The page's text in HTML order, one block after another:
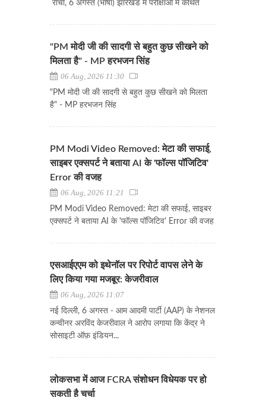
रांची, 6 अगस्त (भाषा) झारखंड में परीक्षाओं में कथित
"PM मोदी जी की सादगी से बहुत कुछ सीखने को
मिलता है" - MP हरभजन सिंह
06 Aug, 2026 11:30
"PM मोदी जी की सादगी से बहुत कुछ सीखने को मिलता
है" - MP हरभजन सिंह
PM Modi Video Removed: मेटा की सफाई,
साइबर एक्सपर्ट ने बताया AI के 'फॉल्स पॉजिटिव'
Error की वजह
06 Aug, 2026 11:21
PM Modi Video Removed: मेटा की सफाई, साइबर
एक्सपर्ट ने बताया AI के 'फॉल्स पॉजिटिव' Error की वजह
एसआईएएम को इथेनॉल पर रिपोर्ट वापस लेने के
लिए किया गया मजबूर: केजरीवाल
06 Aug, 2026 11:07
नई दिल्ली, 6 अगस्त - आम आदमी पार्टी (AAP) के नेशनल
कन्वीनर अरविंद केजरीवाल ने आरोप लगाया कि केंद्र ने
सोसाइटी ऑफ़ इंडियन...
लोकसभा में आज FCRA संशोधन विधेयक पर हो
सकती है चर्चा